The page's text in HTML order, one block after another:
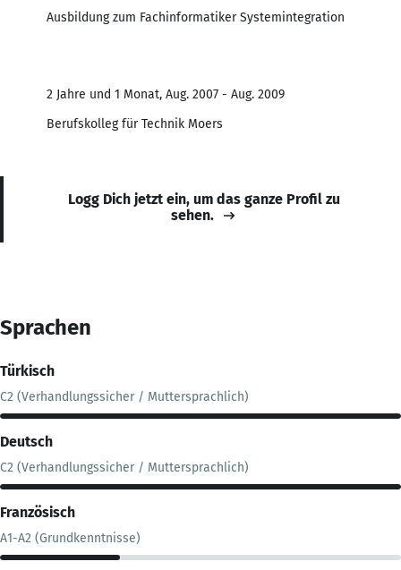
Ausbildung zum Fachinformatiker Systemintegration
2 Jahre und 1 Monat, Aug. 2007 - Aug. 2009
Berufskolleg für Technik Moers
Logg Dich jetzt ein, um das ganze Profil zu
sehen.
Sprachen
Türkisch
C2 (Verhandlungssicher / Muttersprachlich)
Deutsch
C2 (Verhandlungssicher / Muttersprachlich)
Französisch
A1-A2 (Grundkenntnisse)